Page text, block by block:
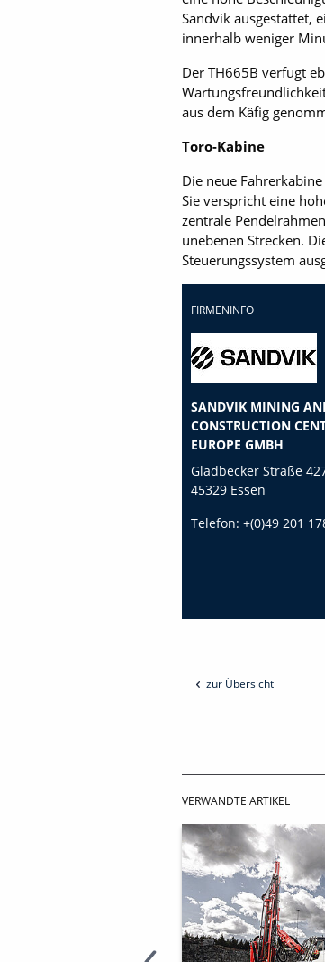
Sandvik ausgestattet,
innerhalb weniger
Der TH665B verfügt
aus dem Käfig
Toro-Kabine
Die neue
Sie verspricht eine
zentrale
unebenen Strecken.
Steuerungssystem
FIRMENINFO
SANDVIK MINING
CONSTRUCTION
EUROPE GMBH
Gladbecker Straße
45329 Essen
Telefon: +(0)49 201
zur Übersicht
VERWANDTE ARTIKEL